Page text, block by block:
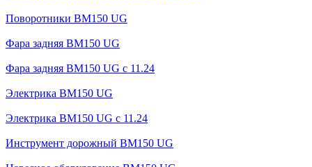
Поворотники BM150 UG
Фара задняя BM150 UG
Фара задняя BM150 UG с 11.24
Электрика BM150 UG
Электрика BM150 UG c 11.24
Инструмент дорожный BM150 UG